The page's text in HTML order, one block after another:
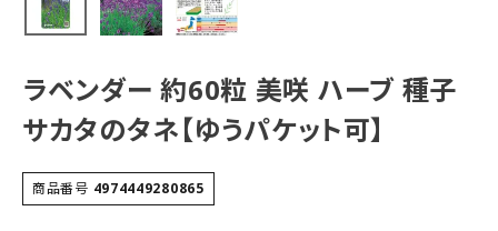
ラベンダー 約60粒 美咲 ハーブ 種子
サカタのタネ【ゆうパケット可】
商品番号 4974449280865